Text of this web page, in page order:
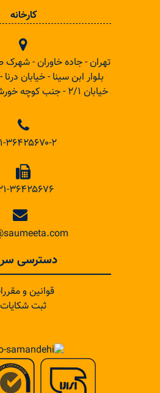
کارخانه
تهران - جاده خاوران -
بلوار ابن سینا - خیابان
خیابان ۲/۱ - جنب کوچه خورشید - پلاک ۱۴۹۳
۰۲۱-
۰۲۱-
دسترسی
قوانین و
ثبت شکایات